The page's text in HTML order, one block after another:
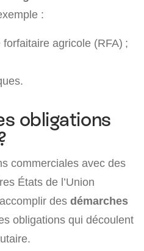
:
agricole (RFA) ;
obligations
commerciales avec des
États de l’Union
des démarches
obligations qui découlent